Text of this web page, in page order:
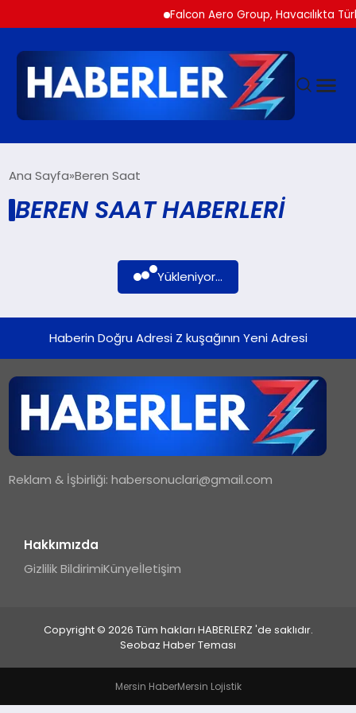
Falcon Aero Group, Havacılıkta
SIYASET
SPOR
TEKNOLOJI
Ana Sayfa Beren Saat
BEREN SAAT HABERLERI
Yükleniyor...
Haberin Doğru Adresi Z kuşağının Yeni Adresi
Reklam & İşbirliği:habersonuclari@gmail.com
Hakkımızda
Gizlilik BildirimiKünyeİletişim
Copyright © 2026 Tüm hakları HABERLERZ 'de saklıdır.
Seobaz Haber Teması
Mersin HaberMersin Lojistik